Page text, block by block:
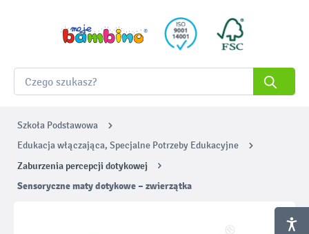
Szkoła Podstawowa
Edukacja włączająca, Specjalne Potrzeby Edukacyjne
Zaburzenia percepcji dotykowej
Sensoryczne maty dotykowe – zwierzątka